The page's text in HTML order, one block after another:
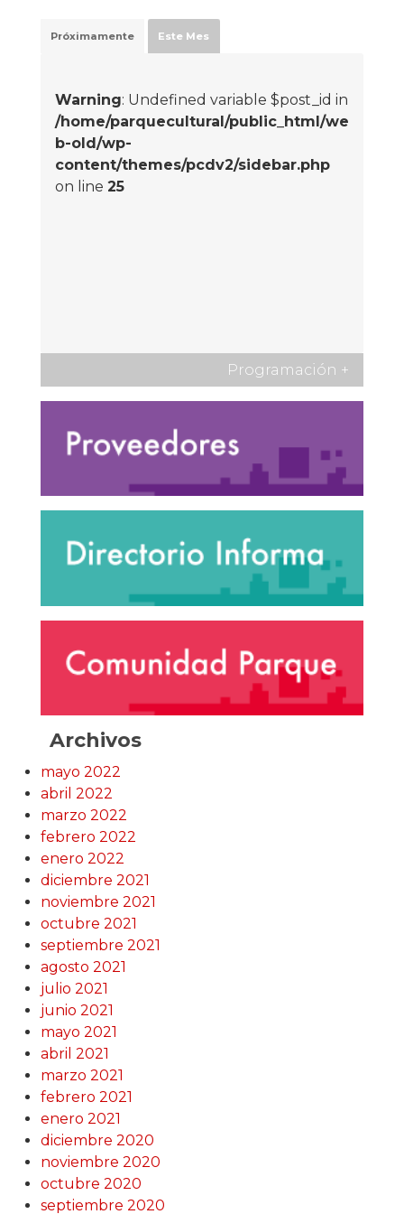
Próximamente Este Mes
Warning: Undefined variable $post_id in
/home/parquecultural/public_html/we
b-old/wp-
content/themes/pcdv2/sidebar.php
on line 25
Programación +
Archivos
mayo 2022
abril 2022
marzo 2022
febrero 2022
enero 2022
diciembre 2021
noviembre 2021
octubre 2021
septiembre 2021
agosto 2021
julio 2021
junio 2021
mayo 2021
abril 2021
marzo 2021
febrero 2021
enero 2021
diciembre 2020
noviembre 2020
octubre 2020
septiembre 2020